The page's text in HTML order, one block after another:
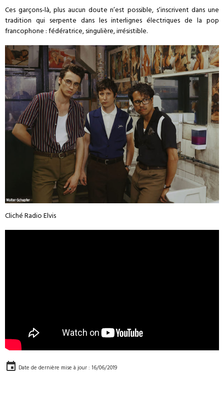
Ces garçons-là, plus aucun doute n’est possible, s’inscrivent dans une
tradition qui serpente dans les interlignes électriques de la pop
francophone : fédératrice, singulière, irrésistible.
Cliché Radio Elvis
Date de dernière mise à jour : 16/06/2019